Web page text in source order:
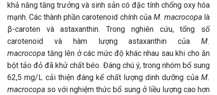
khả năng tăng trưởng và sinh sản có đặc tính chống oxy hóa
mạnh. Các thành phần carotenoid chính của M. macrocopa là
β-caroten và astaxanthin. Trong nghiên cứu, tổng số
carotenoid và hàm lượng astaxanthin của M.
macrocopa tăng lên ở các mức độ khác nhau sau khi cho ăn
bột tảo đỏ đã khử chất béo. Đáng chú ý, trong nhóm bổ sung
62,5 mg/L cải thiện đáng kể chất lượng dinh dưỡng của M.
macrocopa so với nghiệm thức bổ sung ở liều lượng cao hơn